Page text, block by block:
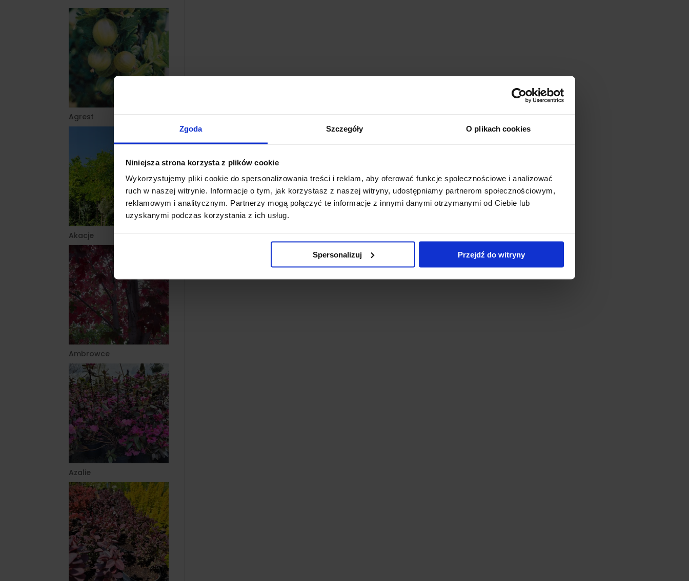
Zgoda Szczegóły O plikach cookies
Niniejsza strona korzysta z plików cookie
Wykorzystujemy pliki cookie do spersonalizowania treści i reklam, aby oferować funkcje społecznościowe i analizować
ruch w naszej witrynie. Informacje o tym, jak korzystasz z naszej witryny, udostępniamy partnerom społecznościowym,
reklamowym i analitycznym. Partnerzy mogą połączyć te informacje z innymi danymi otrzymanymi od Ciebie lub
uzyskanymi podczas korzystania z ich usług.
Spersonalizuj Przejdź do witryny
Agrest
Akacje
Ambrowce
Azalie